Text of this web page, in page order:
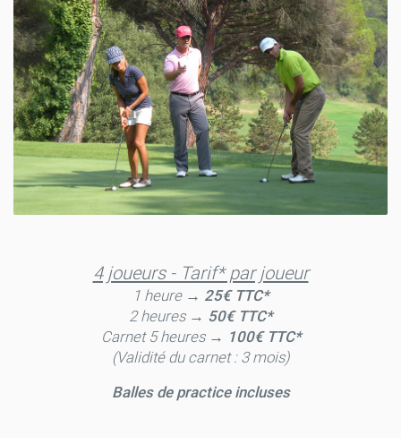
4 joueurs - Tarif* par joueur
1 heure → 25€ TTC*
2 heures → 50€ TTC*
Carnet 5 heures → 100€ TTC*
(Validité du carnet : 3 mois)
Balles de practice incluses